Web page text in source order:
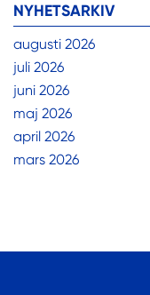
NYHETSARKIV
augusti 2026
juli 2026
juni 2026
maj 2026
april 2026
mars 2026